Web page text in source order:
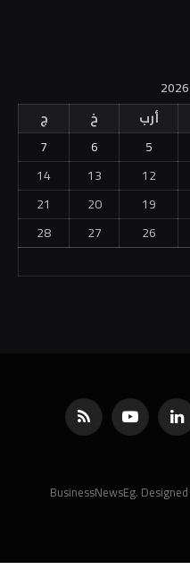
أرب خ
ج
5
6
7
12
13
14
19
20
21
26
27
28
لينكدإن يوتيوب RSS